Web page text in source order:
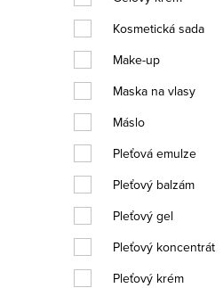
Kosmetická sada
Make-up
Maska na vlasy
Máslo
Pleťová emulze
Pleťový balzám
Pleťový gel
Pleťový koncentrát
Pleťový krém